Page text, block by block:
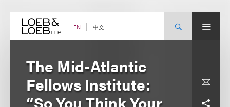
content EN 中文
The Mid-Atlantic
Fellows Institute: